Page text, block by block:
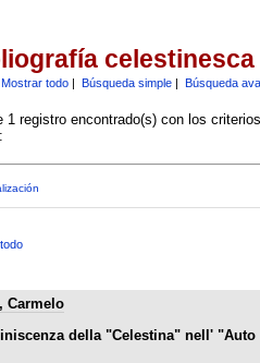
celestinesca
Mostrar todo| Búsqueda simple| Búsqueda
1 registro encontrado(s) con los
Carmelo
della "Celestina" nell'